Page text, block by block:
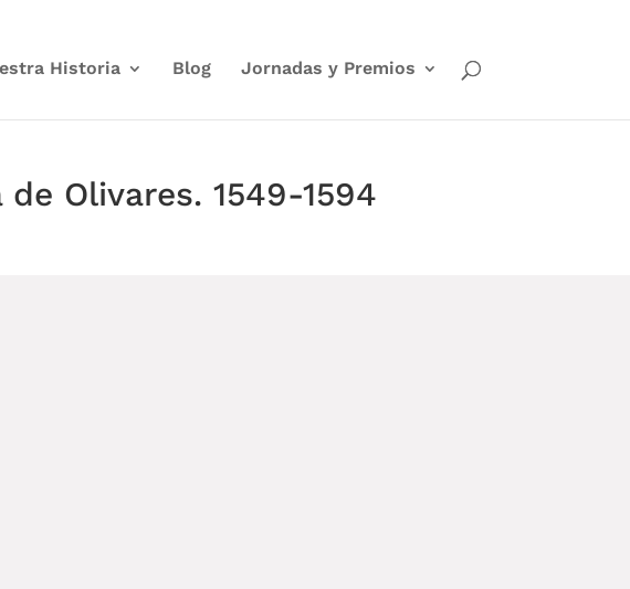
Historia Blog Jornadas y Premios
Olivares. 1549-1594